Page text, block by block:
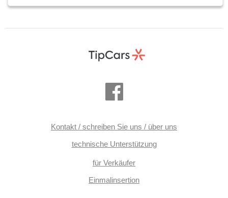
Kontakt / schreiben Sie uns / über uns
technische Unterstützung
für Verkäufer
Einmalinsertion